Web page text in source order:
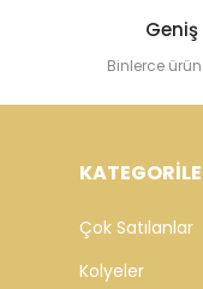
Binlerce
Çok Satılanlar
Kolyeler